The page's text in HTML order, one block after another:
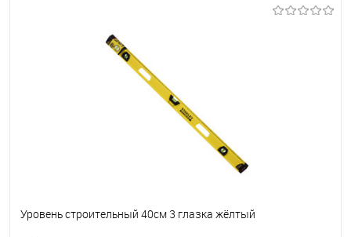
Уровень строительный 40см 3 глазка жёлтый